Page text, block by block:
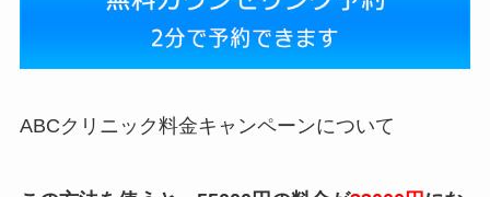
ABCクリニック料金キャンペーンについて